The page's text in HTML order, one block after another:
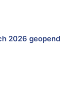
2026 geopend